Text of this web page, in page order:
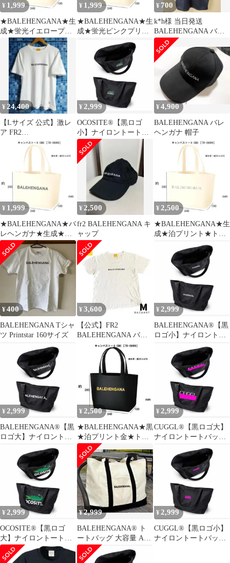
¥ 1,999
★BALEHENGANA★生
成★蛍光イエロープリ
ント★トートバック送
込1999円
¥ 1,999
★BALEHENGANA★生
成★蛍光ピンクプリン
ト★トートバック送込
1999円
¥ 700
k*h様 当日発送
BALEHENGANA バレ
ヘンガナ ドライTシャ
ツ【タグ付
¥ 24,400
【Lサイズ 公式】激レ
ア FR2
BALEHENGANA バレ
ヘンガナ Tシャツ
¥ 2,999
OCOSITE®【黒ロゴ
小】ナイロントートバ
ッグA3対応 肩掛け 面
白い
¥4,900
BALEHENGANA バレ
ヘンガナ 帽子
¥ 1,999
★BALEHENGANA★バ
レヘンガナ★生成★ト
ートバック送込1999円
¥ 2,500
fr2 BALEHENGANA キ
ャップ
¥ 2,500
★BALEHENGANA★生
成★泊プリント★トー
トバック送込2500円
¥400
BALEHENGANA Tシャ
ツ Printstar 160サイズ
¥ 3,600
【公式】FR2
BALEHENGANA バレ
ヘンガナ Tシャツ 白 M
¥ 2,999
BALEHENGANA®【黒
ロゴ小】ナイロントー
トバッグA3対応 肩掛け
面白い
¥ 2,999
BALEHENGANA®【黒
ロゴ大】ナイロントー
トバッグA3対応 肩掛け
面白い
¥ 2,500
★BALEHENGANA★黒
★泊プリント金★トー
トバック送込2500円
¥ 2,999
CUGGL®【黒ロゴ大】
ナイロントートバッグ
A3対応 肩掛け 面白い
¥ 2,999
OCOSITE®【黒ロゴ
大】ナイロントートバ
ッグA3対応 肩掛け 面
白い
¥2,999
BALEHENGANA® ト
ートバッグ 大容量 A3
対応 肩掛け 面白い
¥ 2,999
CUGGL®【黒ロゴ小】
ナイロントートバッグ